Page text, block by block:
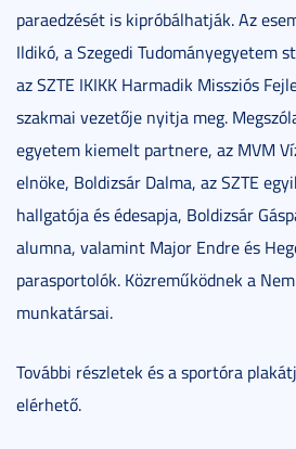
paraedzését is kipróbálhatják. Az
Ildikó, a Szegedi Tudományegyetem
az SZTE IKIKK Harmadik Missziós
szakmai vezetője nyitja meg.
egyetem kiemelt partnere, az MVM
elnöke, Boldizsár Dalma, az SZTE
hallgatója és édesapja, Boldizsár
alumna, valamint Major Endre és
parasportolók. Közreműködnek a
munkatársai.
További részletek és a sportóra
elérhető.